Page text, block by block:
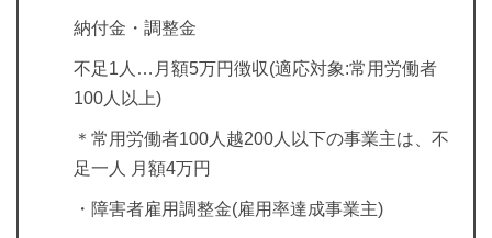
納付金・調整金
不足1人…月額5万円徴収(適応対象:常用労働者
100人以上)
＊常用労働者100人越200人以下の事業主は、不
足一人 月額4万円
・障害者雇用調整金(雇用率達成事業主)